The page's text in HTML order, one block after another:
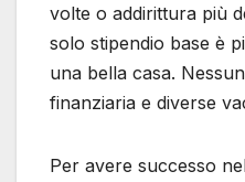
volte o addirittura più
solo stipendio base è
una bella casa.
finanziaria e diverse
Per avere successo